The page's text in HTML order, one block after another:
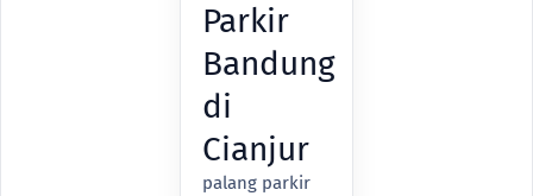
Parkir
Bandung
di
Cianjur
palang parkir